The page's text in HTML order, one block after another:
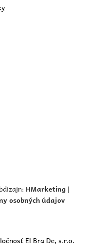
HMarketing |
osobných údajov
El Bra De, s.r.o.